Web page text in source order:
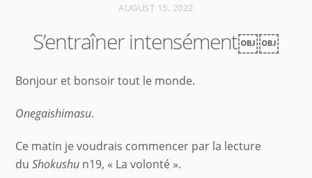
AUGUST 15, 2022
S’entraîner intensément￼￼
Bonjour et bonsoir tout le monde.
Onegaishimasu.
Ce matin je voudrais commencer par la lecture
duShokushu n19, « La volonté ».